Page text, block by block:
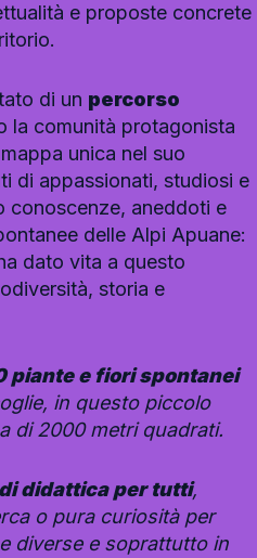
e proposte concrete
di un percorso
la comunità protagonista
unica nel suo
di appassionati, studiosi e
conoscenze, aneddoti e
delle Alpi Apuane:
dato vita a questo
storia e
piante e fiori spontanei
in questo piccolo
di 2000 metri quadrati.
didattica per tutti,
o pura curiosità per
diverse e soprattutto in